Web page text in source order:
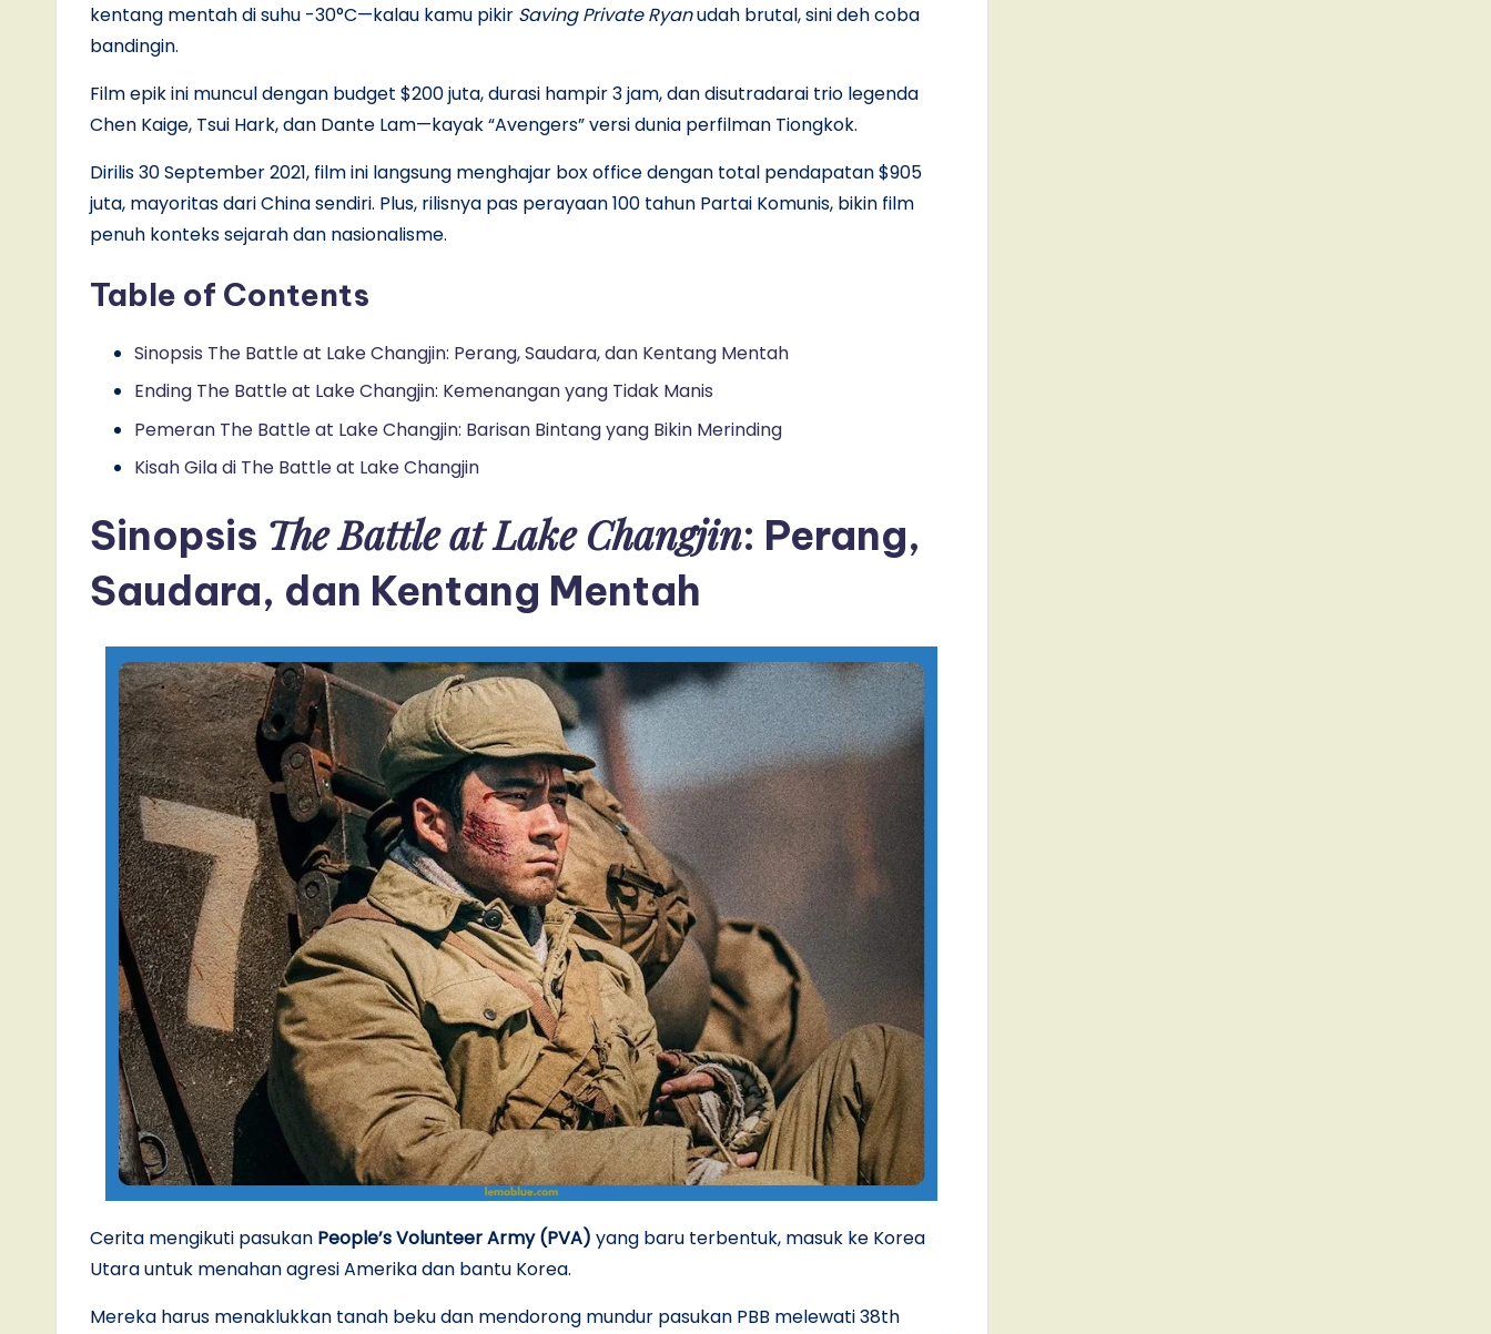
kentang mentah di suhu -30°C—kalau kamu pikir Saving Private Ryanudah brutal, sini deh coba
bandingin.
Film epik ini muncul dengan budget $200 juta, durasi hampir 3 jam, dan disutradarai trio legenda
Chen Kaige, Tsui Hark, dan Dante Lam—kayak “Avengers” versi dunia perfilman Tiongkok.
Dirilis 30 September 2021, film ini langsung menghajar box office dengan total pendapatan $905
juta, mayoritas dari China sendiri. Plus, rilisnya pas perayaan 100 tahun Partai Komunis, bikin film
penuh konteks sejarah dan nasionalisme.
Table of Contents
Sinopsis The Battle at Lake Changjin: Perang, Saudara, dan Kentang Mentah
Ending The Battle at Lake Changjin: Kemenangan yang Tidak Manis
Pemeran The Battle at Lake Changjin: Barisan Bintang yang Bikin Merinding
Kisah Gila di The Battle at Lake Changjin
Sinopsis The Battle at Lake Changjin: Perang,
Saudara, dan Kentang Mentah
Cerita mengikuti pasukan People’s Volunteer Army (PVA) yang baru terbentuk, masuk ke Korea
Utara untuk menahan agresi Amerika dan bantu Korea.
Mereka harus menaklukkan tanah beku dan mendorong mundur pasukan PBB melewati 38th